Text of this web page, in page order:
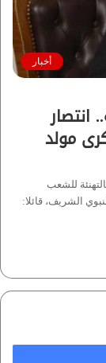
أخبار
مولد
للشعب
الشریف، قائلا: